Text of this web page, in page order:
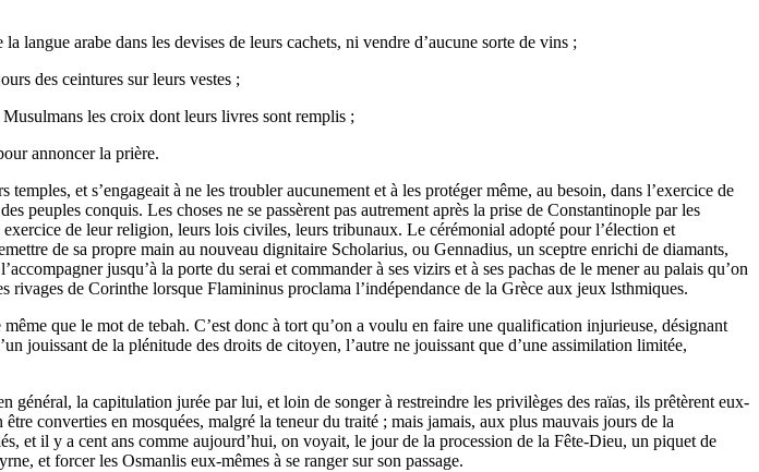
langue arabe dans les devises de leurs cachets, ni vendre d’aucune sorte de vins ;
des ceintures sur leurs vestes ;
les croix dont leurs livres sont remplis ;
annoncer la prière.
et s’engageait à ne les troubler aucunement et à les protéger même, au besoin, dans l’exercice de
peuples conquis. Les choses ne se passèrent pas autrement après la prise de Constantinople par les
de leur religion, leurs lois civiles, leurs tribunaux. Le cérémonial adopté pour l’élection et
de sa propre main au nouveau dignitaire Scholarius, ou Gennadius, un sceptre enrichi de diamants,
jusqu’à la porte du serai et commander à ses vizirs et à ses pachas de le mener au palais qu’on
de Corinthe lorsque Flamininus proclama l’indépendance de la Grèce aux jeux lsthmiques.
que le mot de tebah. C’est donc à tort qu’on a voulu en faire une qualification injurieuse, désignant
jouissant de la plénitude des droits de citoyen, l’autre ne jouissant que d’une assimilation limitée,
général, la capitulation jurée par lui, et loin de songer à restreindre les privilèges des raïas, ils prêtèrent eux-
converties en mosquées, malgré la teneur du traité ; mais jamais, aux plus mauvais jours de la
et il y a cent ans comme aujourd’hui, on voyait, le jour de la procession de la Fête-Dieu, un piquet de
et forcer les Osmanlis eux-mêmes à se ranger sur son passage.